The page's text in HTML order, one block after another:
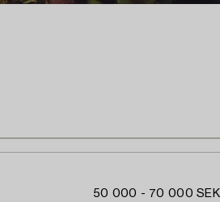
50 000 - 70 000 SEK